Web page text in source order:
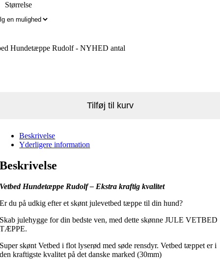
Størrelse
Hundetæppe Rudolf - NYHED antal
Tilføj til kurv
Beskrivelse
Yderligere information
Beskrivelse
Vetbed Hundetæppe Rudolf – Ekstra kraftig kvalitet
Er du på udkig efter et skønt julevetbed tæppe til din hund?
Skab julehygge for din bedste ven, med dette skønne JULE VETBED
TÆPPE.
Super skønt Vetbed i flot lyserød med søde rensdyr. Vetbed tæppet er i
den kraftigste kvalitet på det danske marked (30mm)